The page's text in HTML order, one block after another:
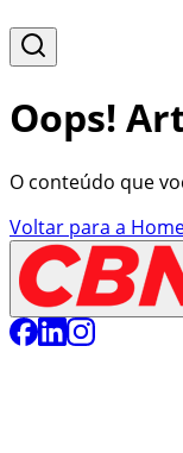
Oops!
O conteúdo que
Voltar para a